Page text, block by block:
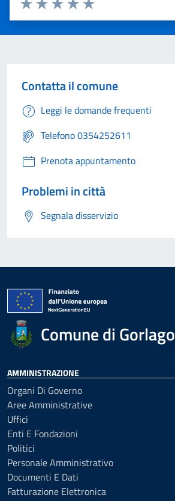
Valuta 5 stelle su 5
Valuta 4 stelle su 5
Valuta 3 stelle su 5
Valuta 2 stelle su 5
Valuta 1 stelle su 5
Contatta il comune
Leggi le domande frequenti
Telefono 0354252611
Prenota appuntamento
Problemi in città
Segnala disservizio
Comune di Gorlago
AMMINISTRAZIONE
Organi Di Governo
Aree Amministrative
Uffici
Enti E Fondazioni
Politici
Personale Amministrativo
Documenti E Dati
Fatturazione Elettronica